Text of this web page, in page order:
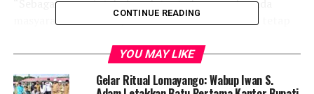
“Sebagai pemerintah daerah tentu harapan kepada
masyarakat tidak lain, di bulan suci ramadhan ini tetap
sampai selesai atau selama sebulan penuh,”
Ungkapannya.
CONTINUE READING
YOU MAY LIKE
Gelar Ritual Lomayango: Wabup Iwan S.